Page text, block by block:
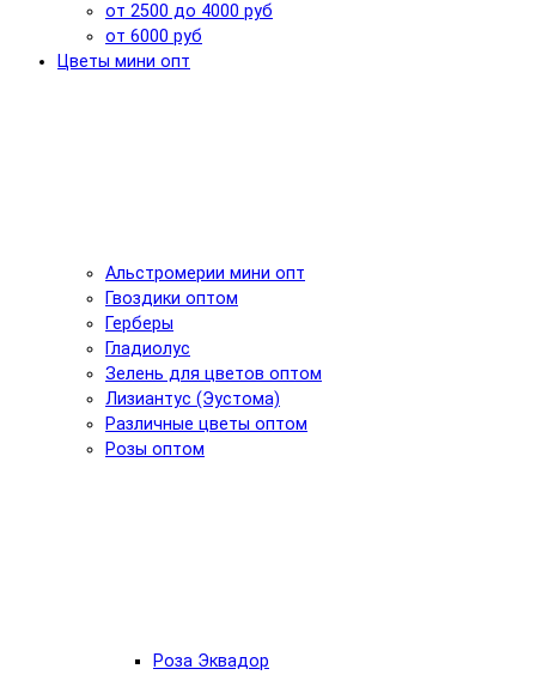
от 2500 до 4000 руб
от 6000 руб
Цветы мини опт
Альстромерии мини опт
Гвоздики оптом
Герберы
Гладиолус
Зелень для цветов оптом
Лизиантус (Эустома)
Различные цветы оптом
Розы оптом
Роза Эквадор